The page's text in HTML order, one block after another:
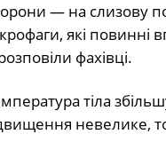
— на слизову
які повинні
фахівці.
тіла
невелике,